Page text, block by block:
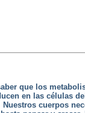
que los
en las células
cuerpos